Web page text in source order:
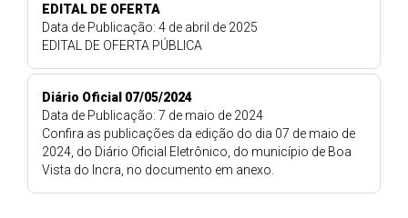
EDITAL DE OFERTA
Data de Publicação: 4 de abril de 2025
EDITAL DE OFERTA PÚBLICA
Diário Oficial 07/05/2024
Data de Publicação: 7 de maio de 2024
Confira as publicações da edição do dia 07 de maio de
2024, do Diário Oficial Eletrônico, do município de Boa
Vista do Incra, no documento em anexo.